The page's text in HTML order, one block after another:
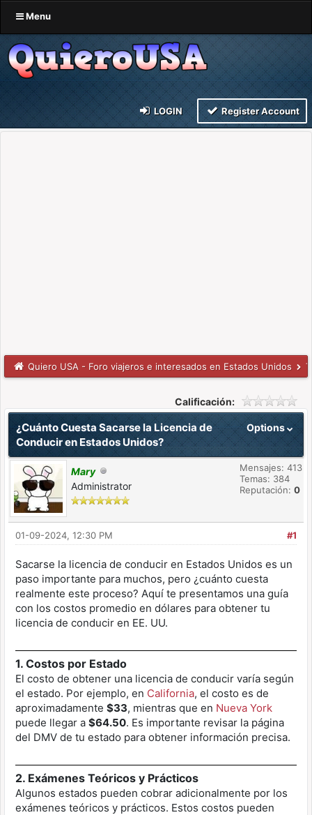
Menu
LOGIN Register Account
Quiero USA - Foro viajeros e interesados en Estados Unidos
Calificación:
Options
¿Cuánto Cuesta Sacarse la Licencia de
Conducir en Estados Unidos?
Mary
Administrator
Mensajes: 413
Temas: 384
Reputación: 0
#1
01-09-2024, 12:30 PM
Sacarse la licencia de conducir en Estados Unidos es un
paso importante para muchos, pero ¿cuánto cuesta
realmente este proceso? Aquí te presentamos una guía
con los costos promedio en dólares para obtener tu
licencia de conducir en EE. UU.
1. Costos por Estado
El costo de obtener una licencia de conducir varía según
el estado. Por ejemplo, en California, el costo es de
aproximadamente $33, mientras que en Nueva York
puede llegar a $64.50. Es importante revisar la página
del DMV de tu estado para obtener información precisa.
2. Exámenes Teóricos y Prácticos
Algunos estados pueden cobrar adicionalmente por los
exámenes teóricos y prácticos. Estos costos pueden